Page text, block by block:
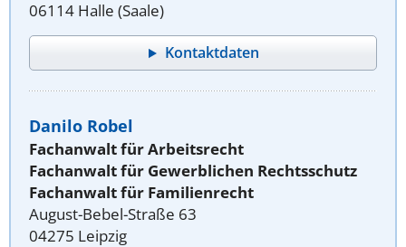
06114 Halle (Saale)
Kontaktdaten
Danilo Robel
Fachanwalt für Arbeitsrecht
Fachanwalt für Gewerblichen Rechtsschutz
Fachanwalt für Familienrecht
August-Bebel-Straße 63
04275 Leipzig